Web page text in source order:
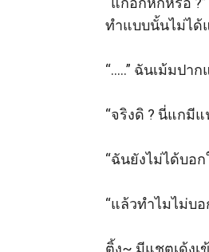
ทำแบบนั้นไม่ได้
“…..” ฉันเม้มปา
“จริงดิ ? นี่แกมี
“ฉันยังไม่ได้บอ
“แล้วทำไมไม่บ
ติ้ง~ มีแชตเด้ง